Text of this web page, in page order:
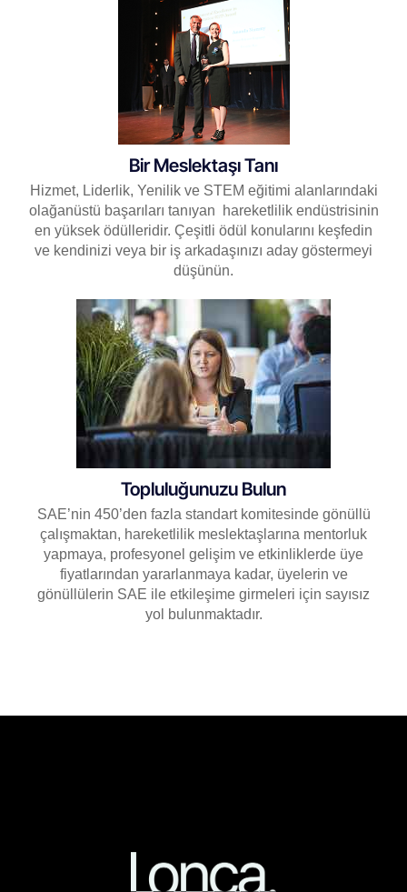
Bir Meslektaşı Tanı
Hizmet, Liderlik, Yenilik ve STEM eğitimi alanlarındaki
olağanüstü başarıları tanıyan
hareketlilik endüstrisinin
en yüksek ödülleridir. Çeşitli ödül konularını keşfedin
ve kendinizi veya bir iş arkadaşınızı aday göstermeyi
düşünün.
Topluluğunuzu Bulun
SAE’nin 450’den fazla standart komitesinde gönüllü
çalışmaktan, hareketlilik meslektaşlarına mentorluk
yapmaya, profesyonel gelişim ve etkinliklerde üye
fiyatlarından yararlanmaya kadar, üyelerin ve
gönüllülerin SAE ile etkileşime girmeleri için sayısız
yol bulunmaktadır.